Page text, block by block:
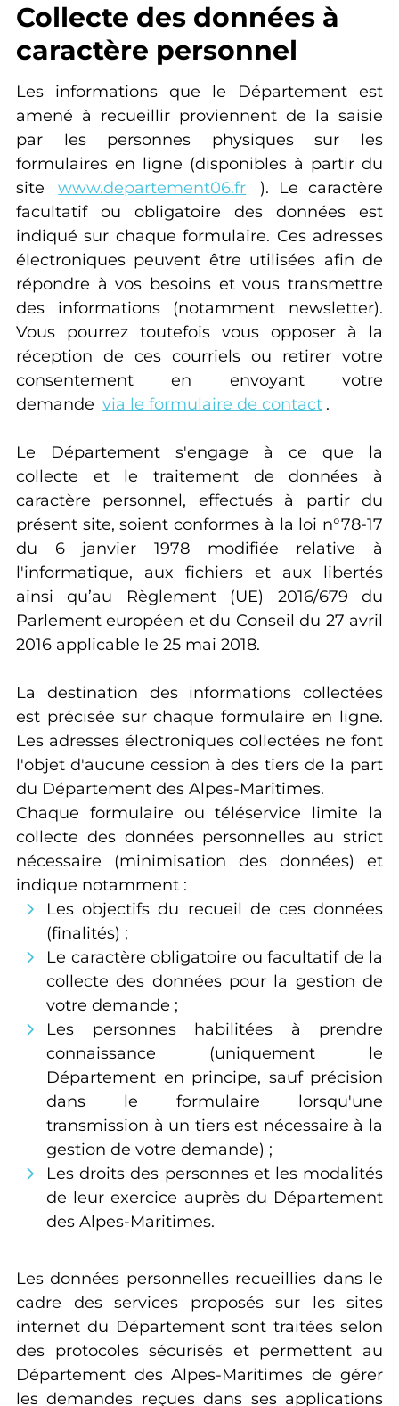
Collecte des données à
caractère personnel
Les informations que le Département est
amené à recueillir proviennent de la saisie
par les personnes physiques sur les
formulaires en ligne (disponibles à partir du
site
www.departement06.fr
). Le caractère
facultatif ou obligatoire des données est
indiqué sur chaque formulaire. Ces adresses
électroniques peuvent être utilisées afin de
répondre à vos besoins et vous transmettre
des informations (notamment newsletter).
Vous pourrez toutefois vous opposer à la
réception de ces courriels ou retirer votre
consentement en envoyant votre
demande via le formulaire de contact .
Le Département s'engage à ce que la
collecte et le traitement de données à
caractère personnel, effectués à partir du
présent site, soient conformes à la loi n°78-17
du 6 janvier 1978 modifiée relative à
l'informatique, aux fichiers et aux libertés
ainsi qu’au Règlement (UE) 2016/679 du
Parlement européen et du Conseil du 27 avril
2016 applicable le 25 mai 2018.
La destination des informations collectées
est précisée sur chaque formulaire en ligne.
Les adresses électroniques collectées ne font
l'objet d'aucune cession à des tiers de la part
du Département des Alpes-Maritimes.
Chaque formulaire ou téléservice limite la
collecte des données personnelles au strict
nécessaire (minimisation des données) et
indique notamment :
Les objectifs du recueil de ces données
(finalités) ;
Le caractère obligatoire ou facultatif de la
collecte des données pour la gestion de
votre demande ;
Les personnes habilitées à prendre
connaissance (uniquement le
Département en principe, sauf précision
dans le formulaire lorsqu'une
transmission à un tiers est nécessaire à la
gestion de votre demande) ;
Les droits des personnes et les modalités
de leur exercice auprès du Département
des Alpes-Maritimes.
Les données personnelles recueillies dans le
cadre des services proposés sur les sites
internet du Département sont traitées selon
des protocoles sécurisés et permettent au
Département des Alpes-Maritimes de gérer
les demandes reçues dans ses applications